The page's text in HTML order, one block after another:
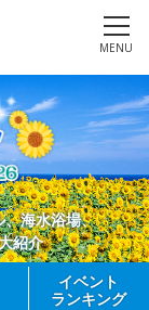
MENU
、海水浴場、
紹介
イベント
ランキング